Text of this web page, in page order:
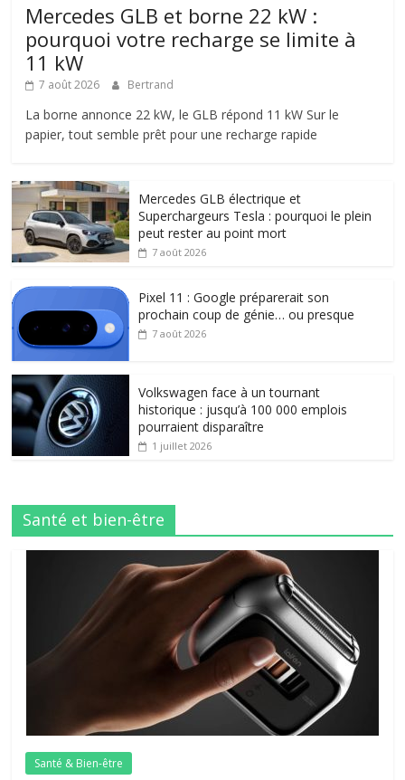
Mercedes GLB et borne 22 kW :
pourquoi votre recharge se limite à
11 kW
7 août 2026 Bertrand
La borne annonce 22 kW, le GLB répond 11 kW Sur le
papier, tout semble prêt pour une recharge rapide
Mercedes GLB électrique et
Superchargeurs Tesla : pourquoi le plein
peut rester au point mort
7 août 2026
Pixel 11 : Google préparerait son
prochain coup de génie… ou presque
7 août 2026
Volkswagen face à un tournant
historique : jusqu’à 100 000 emplois
pourraient disparaître
1 juillet 2026
Santé et bien-être
Santé & Bien-être